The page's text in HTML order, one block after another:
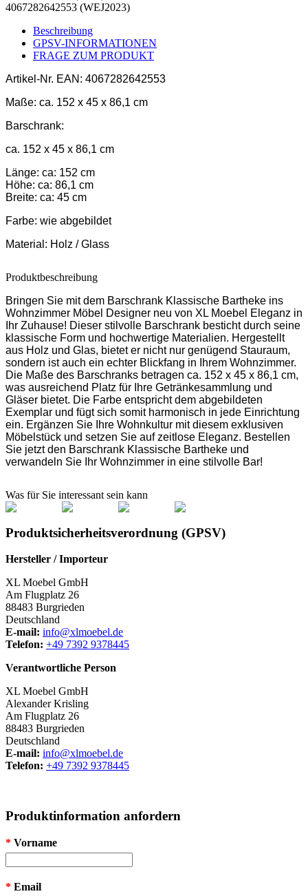
4067282642553 (WEJ2023)
Beschreibung
GPSV-INFORMATIONEN
FRAGE ZUM PRODUKT
Artikel-Nr. EAN: 4067282642553
Maße: ca. 152 x 45 x 86,1 cm
Barschrank:
ca. 152 x 45 x 86,1 cm
Länge: ca: 152 cm
Höhe: ca: 86,1 cm
Breite: ca: 45 cm
Farbe: wie abgebildet
Material: Holz / Glass
Produktbeschreibung
Bringen Sie mit dem Barschrank Klassische Bartheke ins
Wohnzimmer Möbel Designer neu von XL Moebel Eleganz in
Ihr Zuhause! Dieser stilvolle Barschrank besticht durch seine
klassische Form und hochwertige Materialien. Hergestellt
aus Holz und Glas, bietet er nicht nur genügend Stauraum,
sondern ist auch ein echter Blickfang in Ihrem Wohnzimmer.
Die Maße des Barschranks betragen ca. 152 x 45 x 86,1 cm,
was ausreichend Platz für Ihre Getränkesammlung und
Gläser bietet. Die Farbe entspricht dem abgebildeten
Exemplar und fügt sich somit harmonisch in jede Einrichtung
ein. Ergänzen Sie Ihre Wohnkultur mit diesem exklusiven
Möbelstück und setzen Sie auf zeitlose Eleganz. Bestellen
Sie jetzt den Barschrank Klassische Bartheke und
verwandeln Sie Ihr Wohnzimmer in eine stilvolle Bar!
Was für Sie interessant sein kann
Produktsicherheitsverordnung (GPSV)
Hersteller / Importeur
XL Moebel GmbH
Am Flugplatz 26
88483 Burgrieden
Deutschland
E-mail: info@xlmoebel.de
Telefon: +49 7392 9378445
Verantwortliche Person
XL Moebel GmbH
Alexander Krisling
Am Flugplatz 26
88483 Burgrieden
Deutschland
E-mail: info@xlmoebel.de
Telefon: +49 7392 9378445
Produktinformation anfordern
* Vorname
* Email